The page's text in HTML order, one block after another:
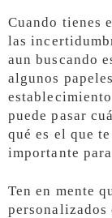
Cuando tienes
las
aun buscando
algunos
puede pasar
qué es el que
importante
Ten en mente
personalizados